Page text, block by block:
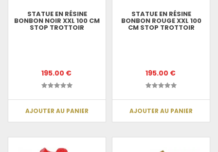
STATUE EN RÉSINE
BONBON NOIR XXL 100 CM
STOP TROTTOIR
195.00 €
AJOUTER AU PANIER
STATUE EN RÉSINE
BONBON ROUGE XXL 100
CM STOP TROTTOIR
195.00 €
AJOUTER AU PANIER